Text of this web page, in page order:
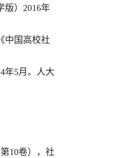
版）2016年
中国高校社
年5月。人大
10卷），社